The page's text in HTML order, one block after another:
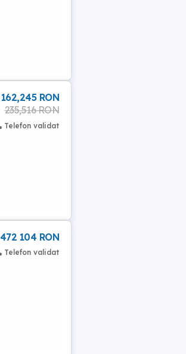
162,245 RON
235,516 RON
Telefon validat
472 104 RON
Telefon validat